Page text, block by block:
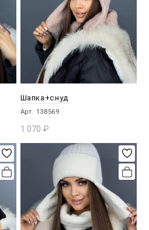
Шапка+снуд
Арт. 138569
1 070 ₽
В КОРЗИНУ